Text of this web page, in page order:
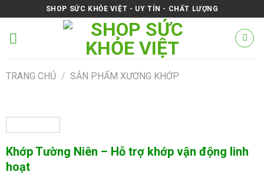
to
content
SHOP SỨC KHỎE VIỆT - UY TÍN - CHẤT LƯỢNG
TRANG CHỦ / SẢN PHẨM XƯƠNG KHỚP
Khớp Tường Niên – Hỗ trợ khớp vận động linh
hoạt